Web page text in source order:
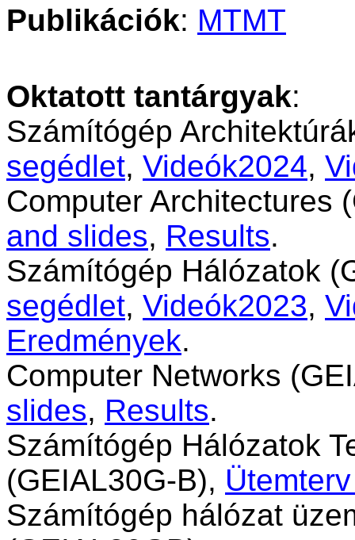
Publikációk: MTMT
Oktatott tantárgyak:
Számítógép
segédlet, Videók2024,
Computer Architectures
and slides, Results.
Számítógép Hálózatok
segédlet, Videók2023,
Eredmények.
Computer Networks
slides, Results.
Számítógép Hálózatok
(GEIAL30G-B),
Számítógép hálózat